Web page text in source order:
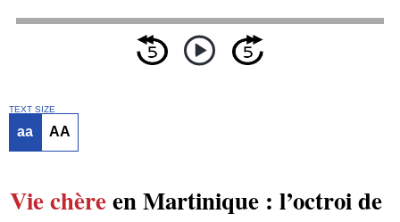
TEXT SIZE
aa AA
Vie chèreen Martinique : l’octroi de